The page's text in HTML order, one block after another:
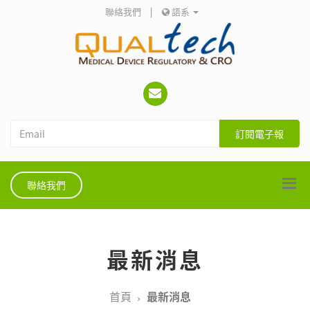
聯絡我們 | 語系
訂閱電子報
聯絡我們
最新消息
首頁 最新消息